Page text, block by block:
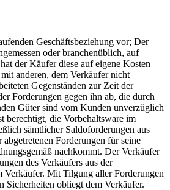
Geschäftsbeziehung vor; Der
oder branchenüblich, auf
der Käufer diese auf eigene Kosten
anderen, dem Verkäufer nicht
Gegenständen zur Zeit der
Forderungen gegen ihn ab, die durch
Güter sind vom Kunden unverzüglich
berechtigt, die Vorbehaltsware im
sämtlicher Saldoforderungen aus
Forderungen für seine
nachkommt. Der Verkäufer
des Verkäufers aus der
Verkäufer. Mit Tilgung aller Forderungen
Sicherheiten obliegt dem Verkäufer.